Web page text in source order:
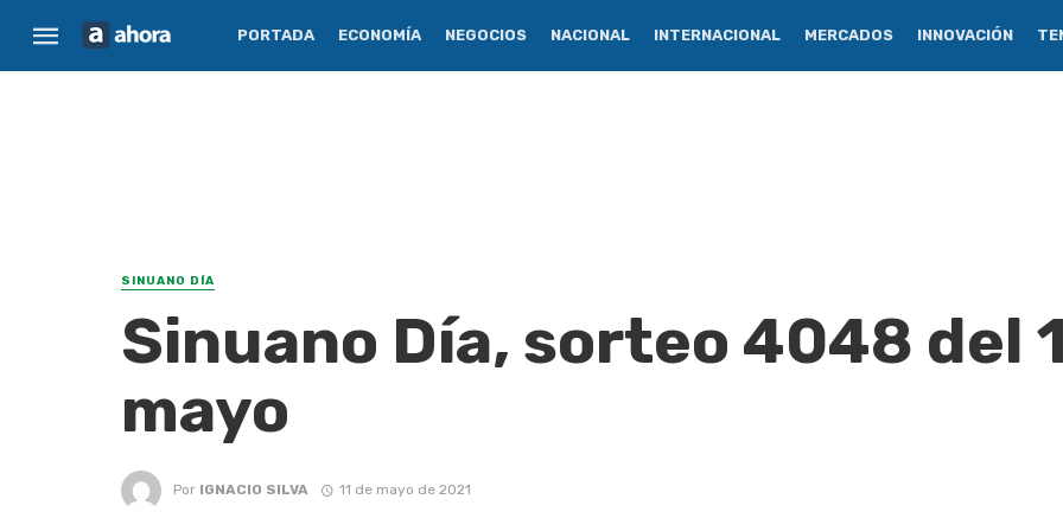
PORTADA ECONOMÍA NEGOCIOS NACIONAL INTERNACIONAL MERCADOS INNOVACIÓN
SINUANO DÍA
Sinuano Día, sorteo 4048 del
mayo
Por IGNACIO SILVA 11 de mayo de 2021